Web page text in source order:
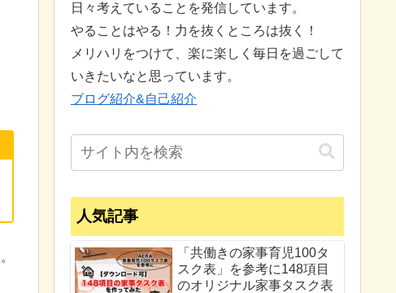
日々考えていることを発信しています。
やることはやる！力を抜くところは抜く！
メリハリをつけて、楽に楽しく毎日を過ごして
いきたいなと思っています。
ブログ紹介&自己紹介
人気記事
「共働きの家事育児100タ
スク表」を参考に148項目
のオリジナル家事タスク表